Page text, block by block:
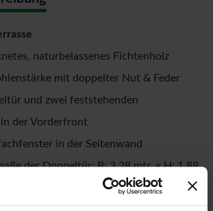
naturbelassenes Fichtenholz
mit doppelter Nut & Feder
und zwei feststehenden
der Vorderfront
in der Seitenwand
der Doppeltür: B: 3,28 mtr. x H: 1,88